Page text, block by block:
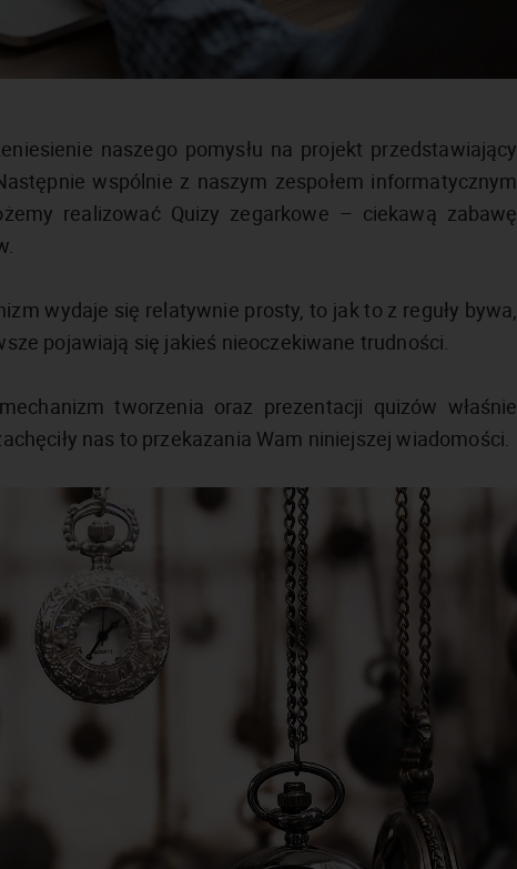
naszego pomysłu na projekt przedstawiający
wspólnie z naszym zespołem informatycznym
realizować Quizy zegarkowe – ciekawą zabawę
wydaje się relatywnie prosty, to jak to z reguły bywa,
pojawiają się jakieś nieoczekiwane trudności.
tworzenia oraz prezentacji quizów właśnie
nas to przekazania Wam niniejszej wiadomości.